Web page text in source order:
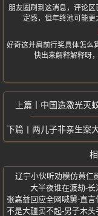
朋友圈刷到这消息，评论
定感，但年终池可能更
好奇这并肩前行奖具体怎么
快出来解释解释呀
中国造激光灭
两儿子非亲生案大
辽宁小伙听劝模仿黄仁
大半夜谁在渡劫-